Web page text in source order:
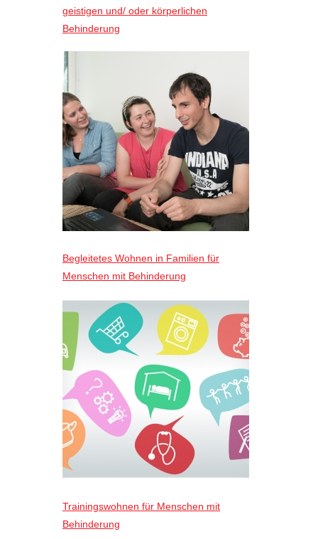
geistigen und/ oder körperlichen
Behinderung
Begleitetes Wohnen in Familien für
Menschen mit Behinderung
Trainingswohnen für Menschen mit
Behinderung